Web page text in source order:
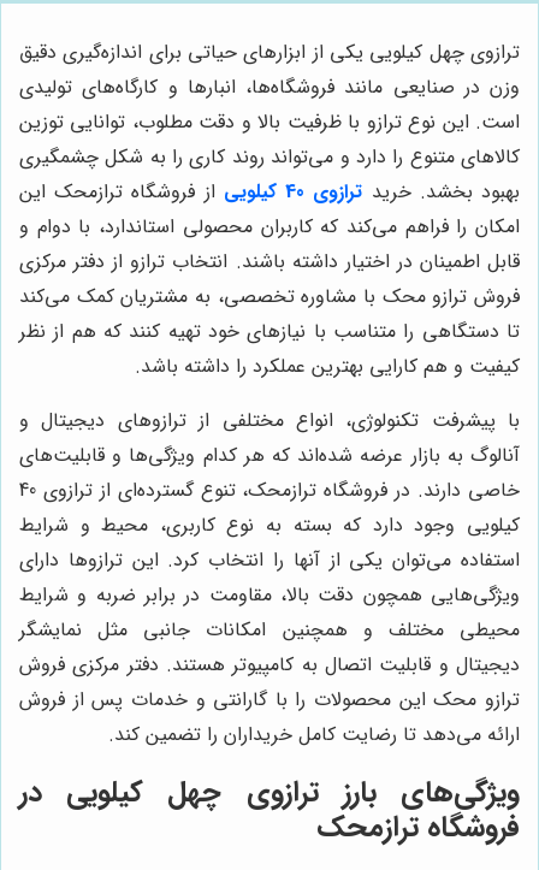
ترازوی چهل کیلویی یکی از ابزارهای حیاتی برای اندازه‌گیری دقیق
وزن در صنایعی مانند فروشگاه‌ها، انبارها و کارگاه‌های تولیدی
است. این نوع ترازو با ظرفیت بالا و دقت مطلوب، توانایی توزین
کالاهای متنوع را دارد و می‌تواند روند کاری را به شکل چشمگیری
بهبود بخشد. خرید ترازوی 40 کیلویی
از فروشگاه ترازمحک این
امکان را فراهم می‌کند که کاربران محصولی استاندارد، با دوام و
قابل اطمینان در اختیار داشته باشند. انتخاب ترازو از دفتر مرکزی
فروش ترازو محک با مشاوره تخصصی، به مشتریان کمک می‌کند
تا دستگاهی را متناسب با نیازهای خود تهیه کنند که هم از نظر
کیفیت و هم کارایی بهترین عملکرد را داشته باشد.
با پیشرفت تکنولوژی، انواع مختلفی از ترازوهای دیجیتال و
آنالوگ به بازار عرضه شده‌اند که هر کدام ویژگی‌ها و قابلیت‌های
خاصی دارند. در فروشگاه ترازمحک، تنوع گسترده‌ای از ترازوی 40
کیلویی وجود دارد که بسته به نوع کاربری، محیط و شرایط
استفاده می‌توان یکی از آنها را انتخاب کرد. این ترازوها دارای
ویژگی‌هایی همچون دقت بالا، مقاومت در برابر ضربه و شرایط
محیطی مختلف و همچنین امکانات جانبی مثل نمایشگر
دیجیتال و قابلیت اتصال به کامپیوتر هستند. دفتر مرکزی فروش
ترازو محک این محصولات را با گارانتی و خدمات پس از فروش
ارائه می‌دهد تا رضایت کامل خریداران را تضمین کند.
ویژگی‌های بارز ترازوی چهل کیلویی در
فروشگاه ترازمحک